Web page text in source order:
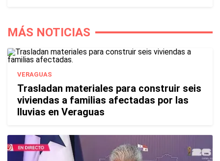
MÁS NOTICIAS
VERAGUAS
Trasladan materiales para construir seis
viviendas a familias afectadas por las
lluvias en Veraguas